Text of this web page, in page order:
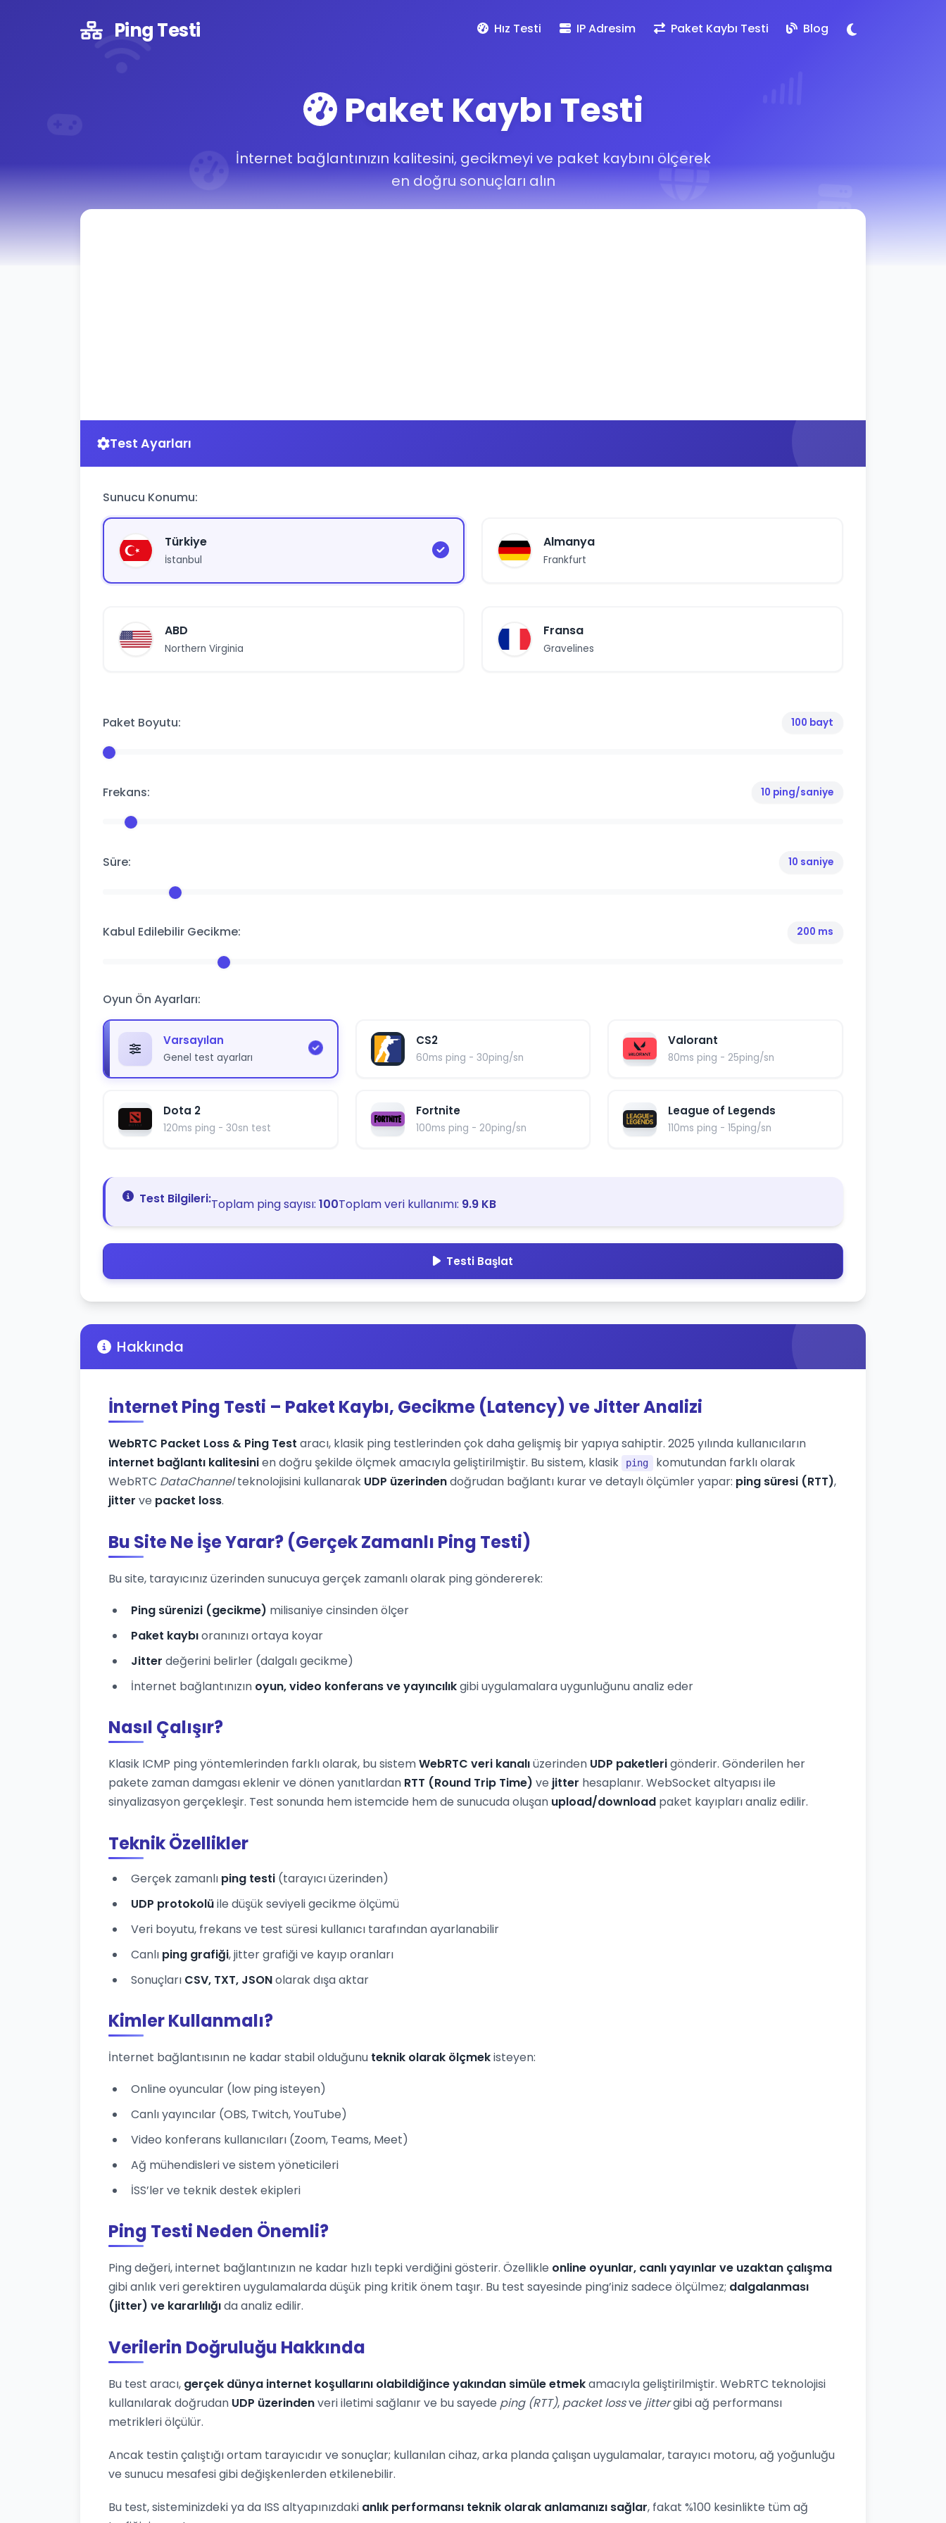
Ping Testi Hız Testi IP Adresim Paket Kaybı Testi Blog
Paket Kaybı Testi
İnternet bağlantınızın kalitesini, gecikmeyi ve paket kaybını ölçerek
en doğru sonuçları alın
Test Ayarları
Sunucu Konumu:
Türkiye
İstanbul
Almanya
Frankfurt
ABD
Northern Virginia
Fransa
Gravelines
Paket Boyutu: 100 bayt
Frekans: 10 ping/saniye
Süre: 10 saniye
Kabul Edilebilir Gecikme: 200 ms
Oyun Ön Ayarları:
Varsayılan
Genel test ayarları
CS2
60ms ping - 30ping/sn
Valorant
80ms ping - 25ping/sn
Dota 2
120ms ping - 30sn test
Fortnite
100ms ping - 20ping/sn
League of Legends
110ms ping - 15ping/sn
Test Bilgileri:Toplam ping sayısı: 100Toplam veri kullanımı: 9.9 KB
Testi Başlat
Hakkında
İnternet Ping Testi – Paket Kaybı, Gecikme (Latency) ve Jitter Analizi
WebRTC Packet Loss & Ping Test aracı, klasik ping testlerinden çok daha gelişmiş bir yapıya sahiptir. 2025 yılında kullanıcıların
internet bağlantı kalitesinien doğru şekilde ölçmek amacıyla geliştirilmiştir. Bu sistem, klasik ping
komutundan farklı olarak
WebRTC DataChannelteknolojisini kullanarak UDP üzerindendoğrudan bağlantı kurar ve detaylı ölçümler yapar: ping süresi (RTT),
jitter ve packet loss.
Bu Site Ne İşe Yarar? (Gerçek Zamanlı Ping Testi)
Bu site, tarayıcınız üzerinden sunucuya gerçek zamanlı olarak ping göndererek:
Ping sürenizi (gecikme) milisaniye cinsinden ölçer
Paket kaybıoranınızı ortaya koyar
Jitter değerini belirler (dalgalı gecikme)
İnternet bağlantınızın oyun, video konferans ve yayıncılıkgibi uygulamalara uygunluğunu analiz eder
Nasıl Çalışır?
Klasik ICMP ping yöntemlerinden farklı olarak, bu sistemWebRTC veri kanalıüzerinden UDP paketlerigönderir. Gönderilen her
pakete zaman damgası eklenir ve dönen yanıtlardan RTT (Round Trip Time) ve jitter hesaplanır. WebSocket altyapısı ile
sinyalizasyon gerçekleşir. Test sonunda hem istemcide hem de sunucuda oluşan upload/download paket kayıpları analiz edilir.
Teknik Özellikler
Gerçek zamanlı ping testi (tarayıcı üzerinden)
UDP protokolüile düşük seviyeli gecikme ölçümü
Veri boyutu, frekans ve test süresi kullanıcı tarafından ayarlanabilir
Canlı ping grafiği, jitter grafiği ve kayıp oranları
Sonuçları CSV, TXT, JSONolarak dışa aktar
Kimler Kullanmalı?
İnternet bağlantısının ne kadar stabil olduğunu teknik olarak ölçmekisteyen:
Online oyuncular (low ping isteyen)
Canlı yayıncılar (OBS, Twitch, YouTube)
Video konferans kullanıcıları (Zoom, Teams, Meet)
Ağ mühendisleri ve sistem yöneticileri
İSS’ler ve teknik destek ekipleri
Ping Testi Neden Önemli?
Ping değeri, internet bağlantınızın ne kadar hızlı tepki verdiğini gösterir. Özellikle online oyunlar, canlı yayınlar ve uzaktan çalışma
gibi anlık veri gerektiren uygulamalarda düşük ping kritik önem taşır. Bu test sayesinde ping’iniz sadece ölçülmez; dalgalanması
(jitter) ve kararlılığıda analiz edilir.
Verilerin Doğruluğu Hakkında
Bu test aracı, gerçek dünya internet koşullarını olabildiğince yakından simüle etmekamacıyla geliştirilmiştir. WebRTC teknolojisi
kullanılarak doğrudan UDP üzerindenveri iletimi sağlanır ve bu sayede ping (RTT), packet lossve jittergibi ağ performansı
metrikleri ölçülür.
Ancak testin çalıştığı ortam tarayıcıdır ve sonuçlar; kullanılan cihaz, arka planda çalışan uygulamalar, tarayıcı motoru, ağ yoğunluğu
ve sunucu mesafesi gibi değişkenlerden etkilenebilir.
Bu test, sisteminizdeki ya da ISS altyapınızdaki anlık performansı teknik olarak anlamanızı sağlar, fakat %100 kesinlikte tüm ağ